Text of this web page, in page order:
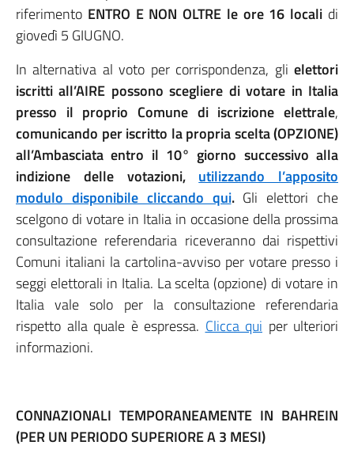
riferimento ENTRO E NON OLTRE le ore 16 locali di
giovedì 5 GIUGNO.
In alternativa al voto per corrispondenza, gli elettori
iscritti all’AIRE possono scegliere di votare in Italia
presso il proprio Comune di iscrizione elettrale,
comunicando per iscritto la propria scelta (OPZIONE)
all’Ambasciata entro il 10° giorno successivo alla
indizione delle votazioni,utilizzando l’apposito
modulo disponibile cliccando qui.Gli elettori che
scelgono di votare in Italia in occasione della prossima
consultazione referendaria riceveranno dai rispettivi
Comuni italiani la cartolina-avviso per votare presso i
seggi elettorali in Italia. La scelta (opzione) di votare in
Italia vale solo per la consultazione referendaria
rispetto alla quale è espressa.Clicca qui per ulteriori
informazioni.
CONNAZIONALI TEMPORANEAMENTE IN BAHREIN
(PER UN PERIODO SUPERIORE A 3 MESI)